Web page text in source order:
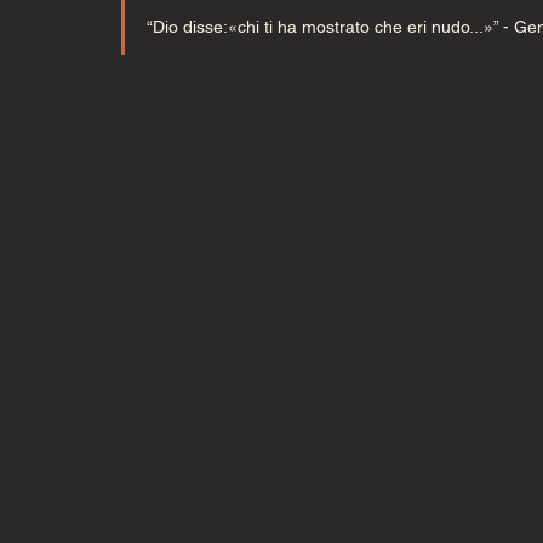
“Dio disse:«chi ti ha mostrato che eri nudo...»” -